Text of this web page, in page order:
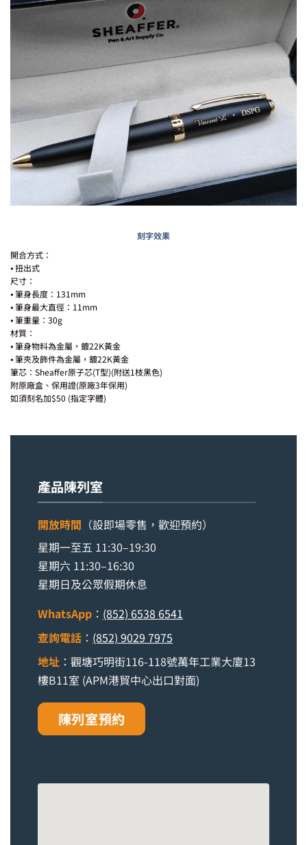
刻字效果
開合方式：
⦁ 扭出式
尺寸：
⦁ 筆身長度：131mm
⦁ 筆身最大直徑：11mm
⦁ 筆重量：30g
材質：
⦁ 筆身物料為金屬，鍍22K黃金
⦁ 筆夾及飾件為金屬，鍍22K黃金
筆芯：Sheaffer原子芯(T型)(附送1枝黑色)
附原廠盒、保用證(原廠3年保用)
如須刻名加$50 (指定字體)
產品陳列室
開放時間 （設即場零售，歡迎預約）
星期一至五 11:30–19:30
星期六 11:30–16:30
星期日及公眾假期休息
WhatsApp ： (852) 6538 6541
查詢電話 ： (852) 9029 7975
地址 ：觀塘巧明街116-118號萬年工業大廈13
樓B11室 (APM港貿中心出口對面)
陳列室預約